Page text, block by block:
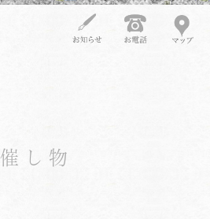
催し物